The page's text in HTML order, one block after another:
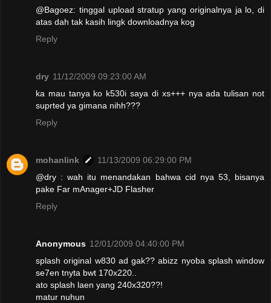
@Bagoez: tinggal upload stratup yang originalnya ja lo, di
atas dah tak kasih lingk downloadnya kog
Reply
dry 11/12/2009 09:23:00 AM
ka mau tanya ko k530i saya di xs+++ nya ada tulisan not
suprted ya gimana nihh???
Reply
mohanlink
11/13/2009 06:29:00 PM
@dry : wah itu menandakan bahwa cid nya 53, bisanya
pake Far mAnager+JD Flasher
Reply
Anonymous 12/01/2009 04:40:00 PM
splash original w830 ad gak?? abizz nyoba splash window
se7en tnyta bwt 170x220..
ato splash laen yang 240x320??!
matur nuhun